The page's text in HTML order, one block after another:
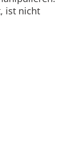
ist nicht